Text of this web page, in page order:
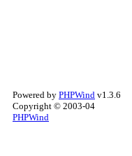
Powered by PHPWind v1.3.6
Copyright © 2003-04
PHPWind